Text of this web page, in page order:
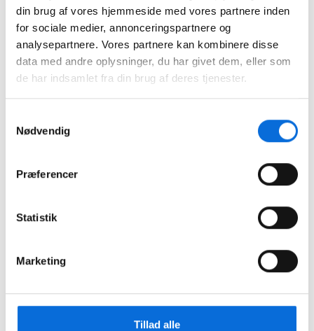
din brug af vores hjemmeside med vores partnere inden
for sociale medier, annonceringspartnere og
analysepartnere. Vores partnere kan kombinere disse
data med andre oplysninger, du har givet dem, eller som
de har indsamlet fra din brug af deres tjenester.
Nødvendig
Præferencer
Statistik
Marketing
Tillad alle
opdateringshistorik. Dette er dog brugerstyret og
report
felterne vises kun, hvis man har
rettighederne.
Nedenfor ses opdateringstiderne og der vil stå